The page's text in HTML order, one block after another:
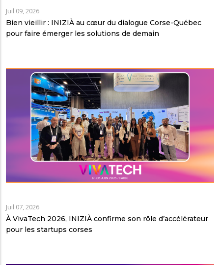
Juil 09, 2026
Bien vieillir : INIZIÀ au cœur du dialogue Corse-Québec
pour faire émerger les solutions de demain
Juil 07, 2026
À VivaTech 2026, INIZIÀ confirme son rôle d’accélérateur
pour les startups corses